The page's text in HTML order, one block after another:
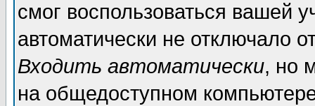
смог воспользоваться вашей
автоматически не отключало
Входить автоматически, но
на общедоступном